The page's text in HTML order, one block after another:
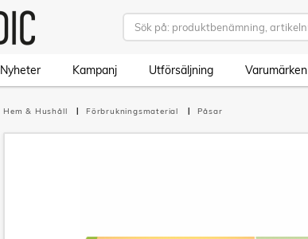
Nyheter Kampanj Utförsäljning Varumärken
Hem & Hushåll Förbrukningsmaterial Påsar